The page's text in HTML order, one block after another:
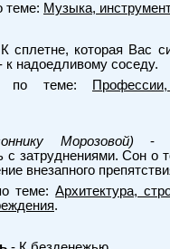
теме: Музыка,
сплетне, которая Вас
надоедливому соседу.
по теме:
Морозовой) -
с затруднениями. Сон о
внезапного
теме:Архитектура,
.